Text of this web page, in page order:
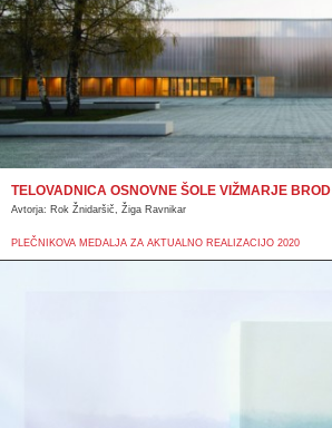
TELOVADNICA OSNOVNE ŠOLE VIŽMARJE BROD
Avtorja: Rok Žnidaršič, Žiga Ravnikar
PLEČNIKOVA MEDALJA ZA AKTUALNO REALIZACIJO 2020